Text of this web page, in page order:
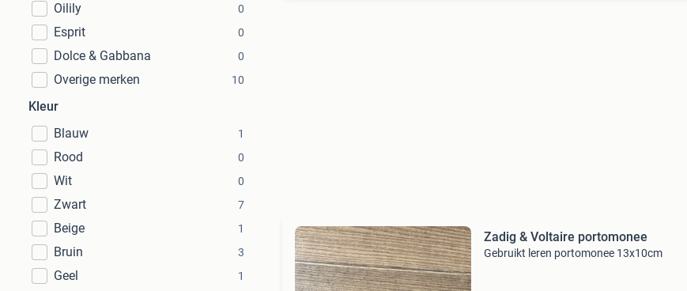
Oilily 0
Esprit 0
Dolce & Gabbana 0
Overige merken 10
Kleur
Blauw
1
Rood 0
Wit 0
Zwart 7
Beige 1
Bruin 3
Geel 1
Zadig & Voltaire portomonee
Gebruikt leren portomonee 13x10cm